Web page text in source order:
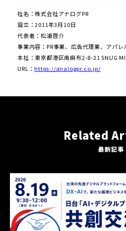
社名：株式会社アナログPR
設⽴：2011年3⽉10⽇
代表者：松浦啓介
事業内容：PR事業、広告代理業、アパ
本社：東京都港区南麻布2-8-21 SNUG
URL：https://analogpr.co.jp/
Related
最新記事